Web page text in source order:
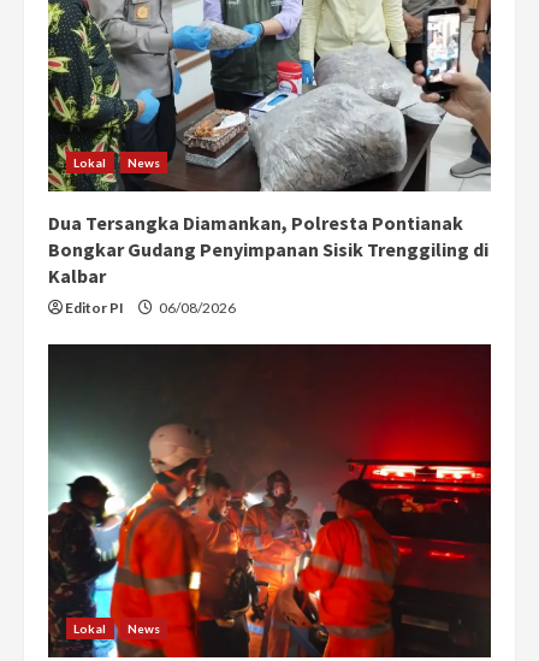
Lokal News
Dua Tersangka Diamankan, Polresta Pontianak
Bongkar Gudang Penyimpanan Sisik Trenggiling di
Kalbar
Editor PI 06/08/2026
Lokal News